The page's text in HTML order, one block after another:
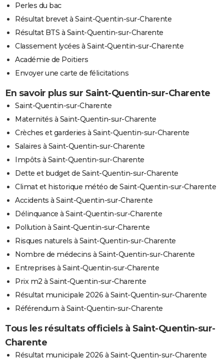
Perles du bac
Résultat brevet à Saint-Quentin-sur-Charente
Résultat BTS à Saint-Quentin-sur-Charente
Classement lycées à Saint-Quentin-sur-Charente
Académie de Poitiers
Envoyer une carte de félicitations
En savoir plus sur Saint-Quentin-sur-Charente
Saint-Quentin-sur-Charente
Maternités à Saint-Quentin-sur-Charente
Crèches et garderies à Saint-Quentin-sur-Charente
Salaires à Saint-Quentin-sur-Charente
Impôts à Saint-Quentin-sur-Charente
Dette et budget de Saint-Quentin-sur-Charente
Climat et historique météo de Saint-Quentin-sur-Charente
Accidents à Saint-Quentin-sur-Charente
Délinquance à Saint-Quentin-sur-Charente
Pollution à Saint-Quentin-sur-Charente
Risques naturels à Saint-Quentin-sur-Charente
Nombre de médecins à Saint-Quentin-sur-Charente
Entreprises à Saint-Quentin-sur-Charente
Prix m2 à Saint-Quentin-sur-Charente
Résultat municipale 2026 à Saint-Quentin-sur-Charente
Référendum à Saint-Quentin-sur-Charente
Tous les résultats officiels à Saint-Quentin-sur-
Charente
Résultat municipale 2026 à Saint-Quentin-sur-Charente